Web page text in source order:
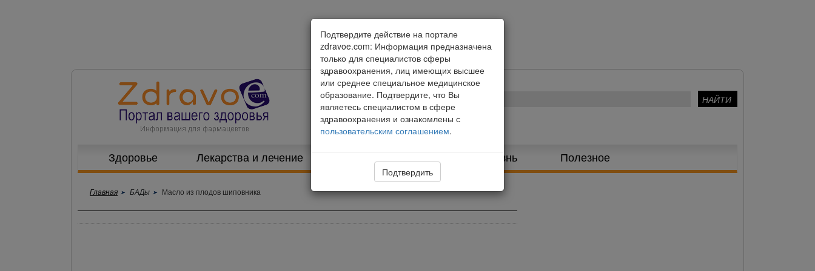
Здоровье Лекарства и лечение Питание и диета Здоровая жизнь Полезное
Главная БАДы Масло из плодов шиповника
Подтвердите действие на портале
zdravoe.com: Информация предназначена
только для специалистов сферы
здравоохранения, лиц имеющих высшее
или среднее специальное медицинское
образование. Подтвердите, что Вы
являетесь специалистом в сфере
здравоохранения и ознакомлены с
пользовательским соглашением.
Подтвердить